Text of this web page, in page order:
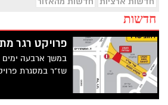
חדשות
פרויקט רגר
במשך ארבעה ימים
שז"ר במסגרת